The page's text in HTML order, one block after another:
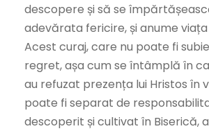
descopere și să se
adevărata fericire, și anume
Acest curaj, care nu poate fi
regret, așa cum se întâmplă în
au refuzat prezența lui Hristos în
poate fi separat de
descoperit și cultivat în Biserică,